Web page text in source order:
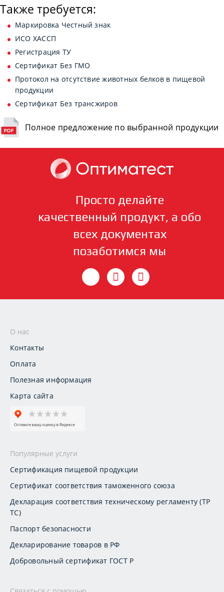
Также требуется:
Маркировка Честный знак
ИСО ХАССП
Регистрация ТУ
Сертификат Без ГМО
Протокол на отсутствие животных белков в пищевой
продукции
Сертификат Без трансжиров
Полное предложение по выбранной продукции
Просто делайте
качественный продукт, а обо
всех документах
позаботимся мы
О нас
Контакты
Оплата
Полезная информация
Карта сайта
Популярные услуги
Сертификация пищевой продукции
Сертификат соответствия таможенного союза
Декларация соответствия техническому регламенту (ТР
ТС)
Паспорт безопасности
Декларирование товаров в РФ
Добровольный сертификат ГОСТ Р